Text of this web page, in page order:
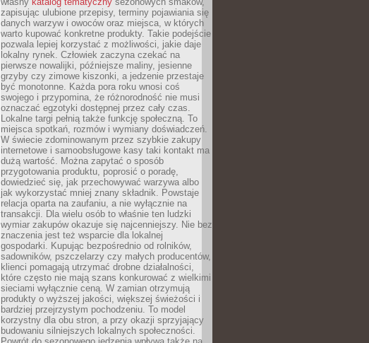
zapisując ulubione przepisy, terminy pojawiania się
danych warzyw i owoców oraz miejsca, w których
warto kupować konkretne produkty. Takie podejście
pozwala lepiej korzystać z możliwości, jakie daje
lokalny rynek. Człowiek zaczyna czekać na
pierwsze nowalijki, późniejsze maliny, jesienne
grzyby czy zimowe kiszonki, a jedzenie przestaje
być monotonne. Każda pora roku wnosi coś
swojego i przypomina, że różnorodność nie musi
oznaczać egzotyki dostępnej przez cały czas.
Lokalne targi pełnią także funkcję społeczną. To
miejsca spotkań, rozmów i wymiany doświadczeń.
W świecie zdominowanym przez szybkie zakupy
internetowe i samoobsługowe kasy taki kontakt ma
dużą wartość. Można zapytać o sposób
przygotowania produktu, poprosić o poradę,
dowiedzieć się, jak przechowywać warzywa albo
jak wykorzystać mniej znany składnik. Powstaje
relacja oparta na zaufaniu, a nie wyłącznie na
transakcji. Dla wielu osób to właśnie ten ludzki
wymiar zakupów okazuje się najcenniejszy. Nie bez
znaczenia jest też wsparcie dla lokalnej
gospodarki. Kupując bezpośrednio od rolników,
sadowników, pszczelarzy czy małych producentów,
klienci pomagają utrzymać drobne działalności,
które często nie mają szans konkurować z wielkimi
sieciami wyłącznie ceną. W zamian otrzymują
produkty o wyższej jakości, większej świeżości i
bardziej przejrzystym pochodzeniu. To model
korzystny dla obu stron, a przy okazji sprzyjający
budowaniu silniejszych lokalnych społeczności.